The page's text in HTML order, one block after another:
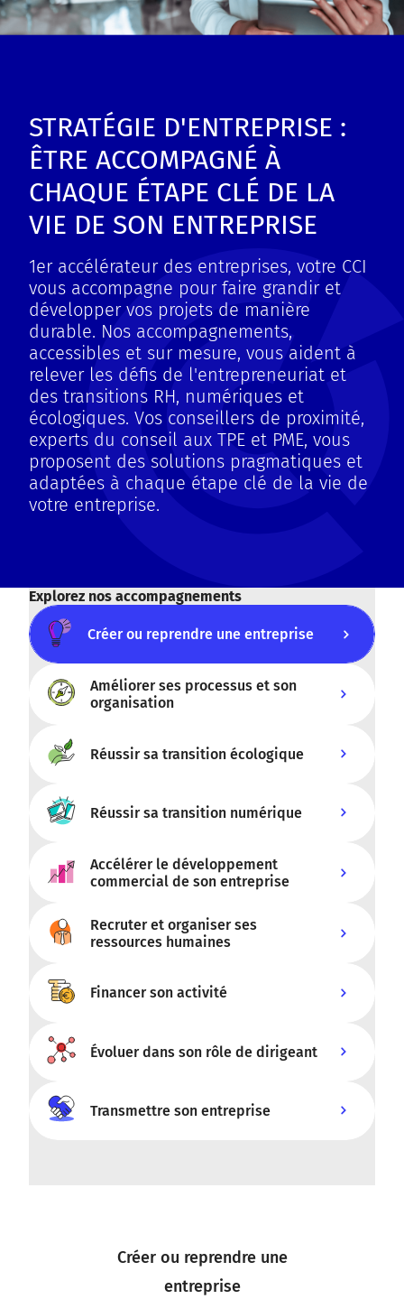
STRATÉGIE D'ENTREPRISE :
ÊTRE ACCOMPAGNÉ À
CHAQUE ÉTAPE CLÉ DE LA
VIE DE SON ENTREPRISE
1er accélérateur des entreprises, votre CCI
vous accompagne pour faire grandir et
développer vos projets de manière
durable. Nos accompagnements,
accessibles et sur mesure, vous aident à
relever les défis de l'entrepreneuriat et
des transitions RH, numériques et
écologiques. Vos conseillers de proximité,
experts du conseil aux TPE et PME, vous
proposent des solutions pragmatiques et
adaptées à chaque étape clé de la vie de
votre entreprise.
Explorez nos accompagnements
Créer ou reprendre une entreprise
Créer ou reprendre une entreprise
Améliorer ses processus et son
organisation
Améliorer ses processus et son
organisation
Réussir sa transition écologique
Réussir sa transition écologique
Réussir sa transition numérique
Réussir sa transition numérique
Accélérer le développement
commercial de son entreprise
Accélérer le développement
commercial de son entreprise
Recruter et organiser ses
ressources humaines
Recruter et organiser ses ressources
humaines
Financer son activité
Financer son activité
Évoluer dans son rôle de dirigeant
Évoluer dans son rôle de dirigeant
Transmettre son entreprise
Créer ou reprendre une
entreprise